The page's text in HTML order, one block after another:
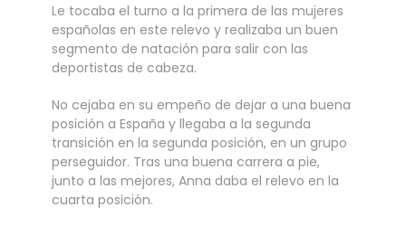
Le tocaba el turno a la primera de las mujeres
españolas en este relevo y realizaba un buen
segmento de natación para salir con las
deportistas de cabeza.
No cejaba en su empeño de dejar a una buena
posición a España y llegaba a la segunda
transición en la segunda posición, en un grupo
perseguidor. Tras una buena carrera a pie,
junto a las mejores, Anna daba el relevo en la
cuarta posición.